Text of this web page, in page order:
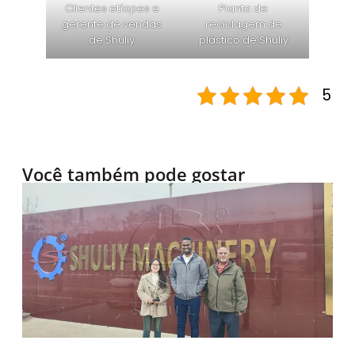
Clientes etíopes e
gerente de vendas
de Shuliy
Planta de
reciclagem de
plástico de Shuliy
5
Você também pode gostar